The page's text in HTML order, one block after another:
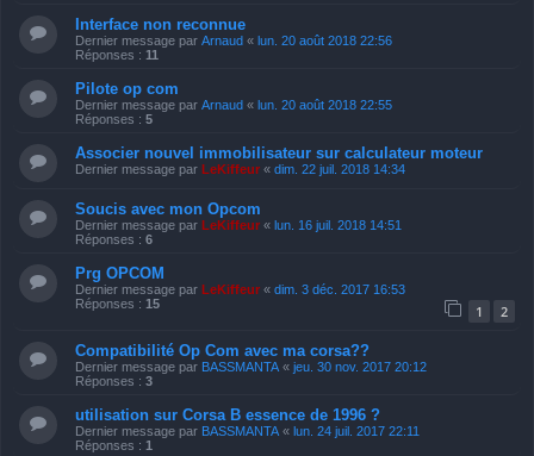
Interface non reconnue
Dernier message par Arnaud « lun. 20 août 2018 22:56
Réponses : 11
Pilote op com
Dernier message par Arnaud « lun. 20 août 2018 22:55
Réponses : 5
Associer nouvel immobilisateur sur calculateur moteur
Dernier message par LeKiffeur « dim. 22 juil. 2018 14:34
Soucis avec mon Opcom
Dernier message par LeKiffeur « lun. 16 juil. 2018 14:51
Réponses : 6
Prg OPCOM
Dernier message par LeKiffeur « dim. 3 déc. 2017 16:53
Réponses : 15 1 2
Compatibilité Op Com avec ma corsa??
Dernier message par BASSMANTA « jeu. 30 nov. 2017 20:12
Réponses : 3
utilisation sur Corsa B essence de 1996 ?
Dernier message par BASSMANTA « lun. 24 juil. 2017 22:11
Réponses : 1